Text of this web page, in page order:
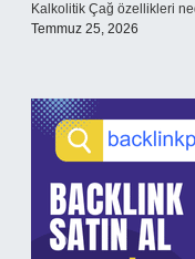
Kalkolitik Çağ özellikleri
Temmuz 25, 2026